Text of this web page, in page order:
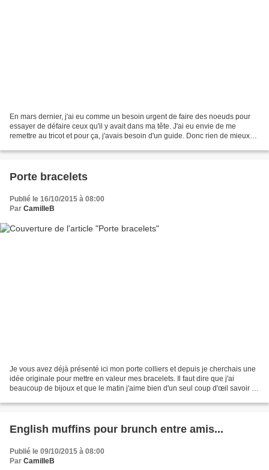
En mars dernier, j'ai eu comme un besoin urgent de faire des noeuds pour
essayer de défaire ceux qu'il y avait dans ma tête. J'ai eu envie de me
remettre au tricot et pour ça, j'avais besoin d'un guide. Donc rien de mieux
Porte bracelets
Publié le 16/10/2015 à 08:00
Par CamilleB
Je vous avez déjà présenté ici mon porte colliers et depuis je cherchais une
idée originale pour mettre en valeur mes bracelets. Il faut dire que j'ai
beaucoup de bijoux et que le matin j'aime bien d'un seul coup d'œil savoir ce
English muffins pour brunch entre amis...
Publié le 09/10/2015 à 08:00
Par CamilleB